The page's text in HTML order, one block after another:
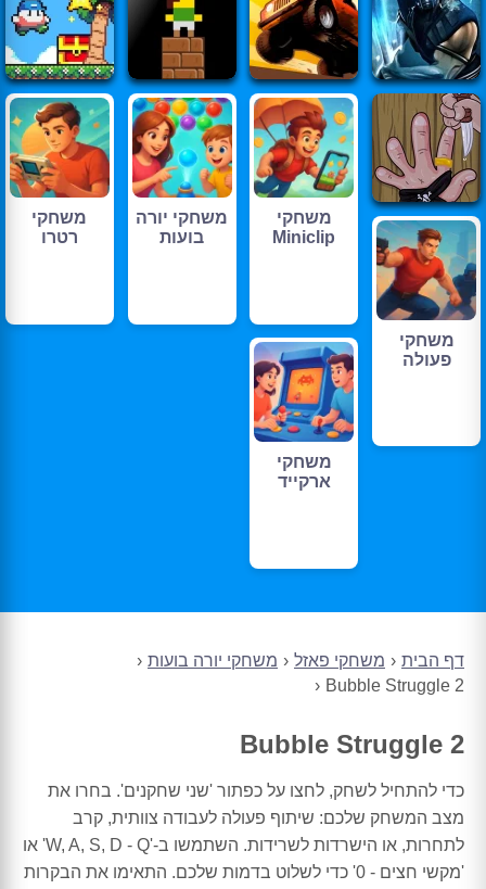
דף הבית משחקי פאזל
משחקי יורה בועות
Bubble Struggle 2
Bubble Struggle 2
כדי להתחיל לשחק, לחצו על כפתור 'שני שחקנים'. בחרו את
מצב המשחק שלכם: שיתוף פעולה לעבודה צוותית, קרב
לתחרות, או הישרדות לשרידות. השתמשו ב-'W, A, S, D - Q' או
'מקשי חצים - 0' כדי לשלוט בדמות שלכם. התאימו את הבקרות
משחקי
Miniclip
משחקי יורה
בועות
משחקי
רטרו
משחקי
פעולה
משחקי
ארקייד